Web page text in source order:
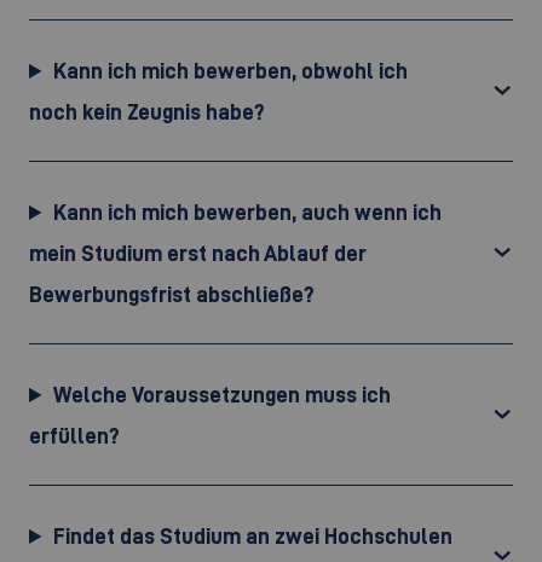
Kann ich mich bewerben, obwohl ich
noch kein Zeugnis habe?
Kann ich mich bewerben, auch wenn ich
mein Studium erst nach Ablauf der
Bewerbungsfrist abschließe?
Welche Voraussetzungen muss ich
erfüllen?
Findet das Studium an zwei Hochschulen